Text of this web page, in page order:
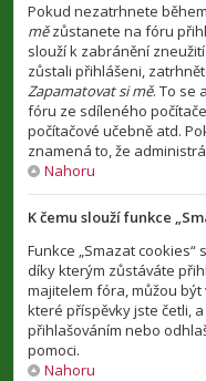
Pokud nezatrhnete
mězůstanete na fóru
slouží k zabránění
zůstali přihlášeni,
Zapamatovat si mě. To se
fóru ze sdíleného
počítačové učebně atd.
znamená to, že
Nahoru
K čemu slouží funkce
Funkce „Smazat
díky kterým zůstáváte
majitelem fóra, můžou
které příspěvky jste četli,
přihlašováním nebo
pomoci.
Nahoru